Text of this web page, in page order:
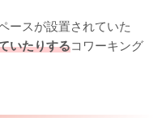
ースが設置されていた
いたりするコワーキング